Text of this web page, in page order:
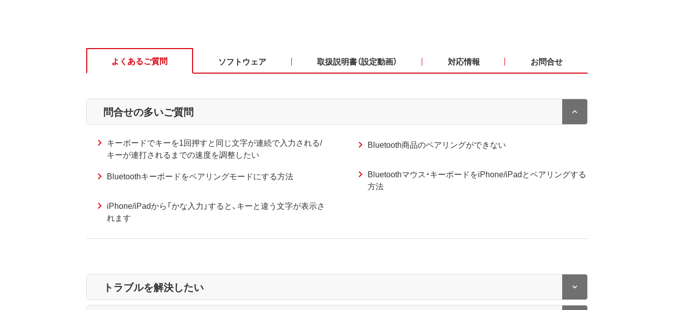
よくあるご質問 ソフトウェア 取扱説明書（設定動画） 対応情報 お問合せ
問合せの多いご質問
キーボードでキーを1回押すと同じ文字が連続で入力される/
キーが連打されるまでの速度を調整したい
Bluetooth商品のペアリングができない
Bluetoothキーボードをペアリングモードにする方法
Bluetoothマウス・キーボードをiPhone/iPadとペアリングする
方法
iPhone/iPadから「かな入力」すると、キーと違う文字が表示さ
れます
トラブルを解決したい